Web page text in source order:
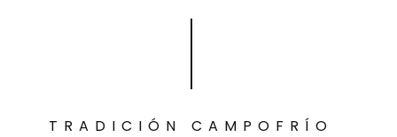
TRADICIÓN CAMPOFRÍO